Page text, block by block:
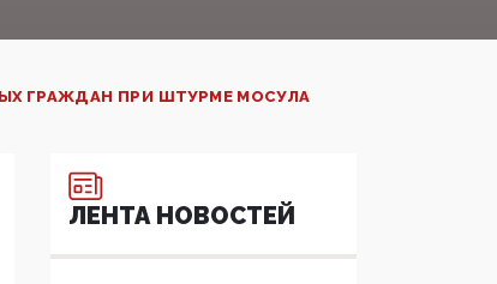
ГРАЖДАН ПРИ ШТУРМЕ МОСУЛА
ЛЕНТА НОВОСТЕЙ